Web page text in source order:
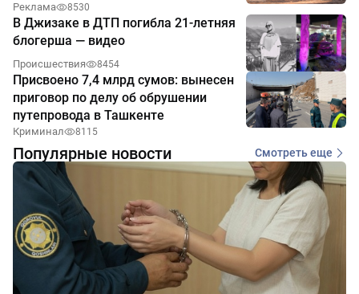
Реклама 8530
В Джизаке в ДТП погибла 21-летняя
блогерша — видео
Происшествия 8454
Присвоено 7,4 млрд сумов: вынесен
приговор по делу об обрушении
путепровода в Ташкенте
Криминал 8115
Популярные новости Смотреть еще